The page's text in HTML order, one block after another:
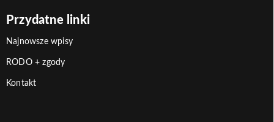
Przydatne linki
Najnowsze wpisy
RODO + zgody
Kontakt